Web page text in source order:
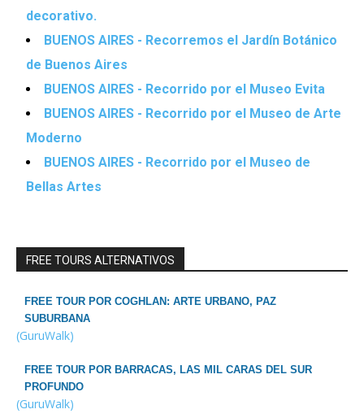
decorativo.
BUENOS AIRES - Recorremos el Jardín Botánico
de Buenos Aires
BUENOS AIRES - Recorrido por el Museo Evita
BUENOS AIRES - Recorrido por el Museo de Arte
Moderno
BUENOS AIRES - Recorrido por el Museo de
Bellas Artes
FREE TOURS ALTERNATIVOS
FREE TOUR POR COGHLAN: ARTE URBANO, PAZ
SUBURBANA
(GuruWalk)
FREE TOUR POR BARRACAS, LAS MIL CARAS DEL SUR
PROFUNDO
(GuruWalk)